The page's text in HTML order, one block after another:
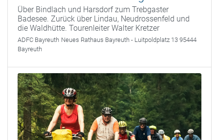
Über Bindlach und Harsdorf zum Trebgaster
Badesee. Zurück über Lindau, Neudrossenfeld und
die Waldhütte. Tourenleiter Walter Kretzer
ADFC Bayreuth Neues Rathaus Bayreuth - Luitpoldplatz 13 95444
Bayreuth